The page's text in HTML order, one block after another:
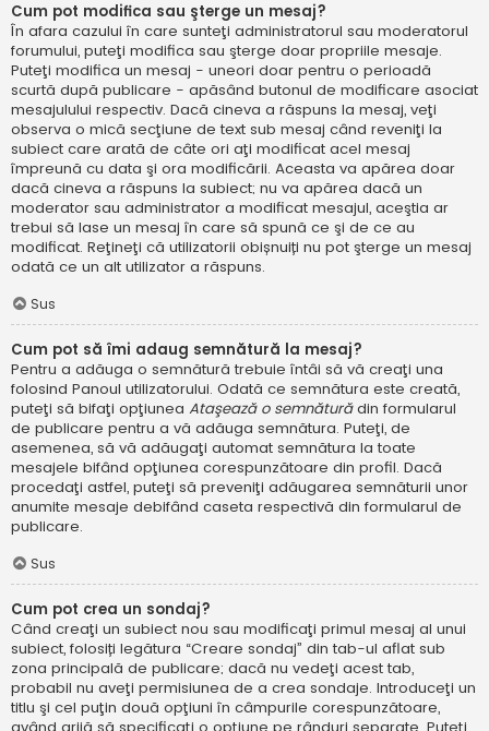
Cum pot modifica sau şterge un mesaj?
În afara cazului în care sunteţi administratorul sau moderatorul
forumului, puteţi modifica sau şterge doar propriile mesaje.
Puteţi modifica un mesaj - uneori doar pentru o perioadă
scurtă după publicare - apăsând butonul de modificare asociat
mesajulului respectiv. Dacă cineva a răspuns la mesaj, veţi
observa o mică secţiune de text sub mesaj când reveniţi la
subiect care arată de câte ori aţi modificat acel mesaj
împreună cu data şi ora modificării. Aceasta va apărea doar
dacă cineva a răspuns la subiect; nu va apărea dacă un
moderator sau administrator a modificat mesajul, aceştia ar
trebui să lase un mesaj în care să spună ce şi de ce au
modificat. Reţineţi că utilizatorii obișnuiți nu pot şterge un mesaj
odată ce un alt utilizator a răspuns.
Sus
Cum pot să îmi adaug semnătură la mesaj?
Pentru a adăuga o semnătură trebuie întâi să vă creaţi una
folosind Panoul utilizatorului. Odată ce semnătura este creată,
puteţi să bifaţi opţiunea Ataşează o semnăturădin formularul
de publicare pentru a vă adăuga semnătura. Puteţi, de
asemenea, să vă adăugaţi automat semnătura la toate
mesajele bifând opţiunea corespunzătoare din profil. Dacă
procedaţi astfel, puteţi să preveniţi adăugarea semnăturii unor
anumite mesaje debifând caseta respectivă din formularul de
publicare.
Sus
Cum pot crea un sondaj?
Când creaţi un subiect nou sau modificaţi primul mesaj al unui
subiect, folosiți legătura “Creare sondaj” din tab-ul aflat sub
zona principală de publicare; dacă nu vedeţi acest tab,
probabil nu aveţi permisiunea de a crea sondaje. Introduceţi un
titlu şi cel puţin două opţiuni în câmpurile corespunzătoare,